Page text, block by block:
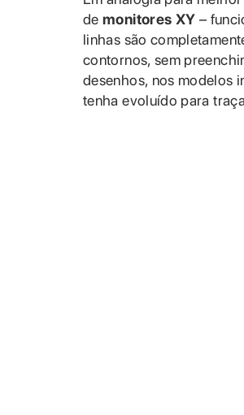
demonitores XY –
linhas são
contornos, sem
desenhos, nos modelos
tenha evoluído para